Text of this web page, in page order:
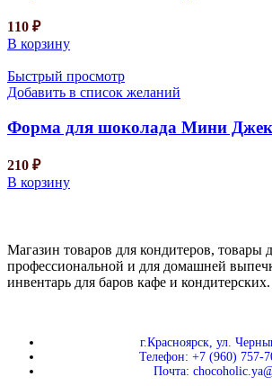
110 ₽
В корзину
Быстрый просмотр
Добавить в список желаний
Форма для шоколада Мини Джек
210 ₽
В корзину
Магазин товаров для кондитеров, товары
профессиональной и для домашней
инвентарь для баров кафе и кондитерских.
г.Красноярск, ул.
Телефон: +7 (960) 757-
Почта: